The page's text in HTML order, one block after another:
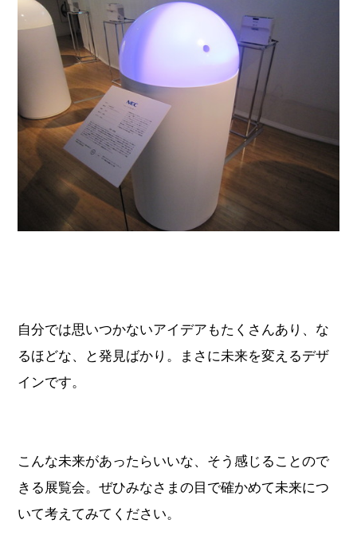
自分では思いつかないアイデアもたくさんあり、な
るほどな、と発見ばかり。まさに未来を変えるデザ
インです。
こんな未来があったらいいな、そう感じることので
きる展覧会。ぜひみなさまの目で確かめて未来につ
いて考えてみてください。